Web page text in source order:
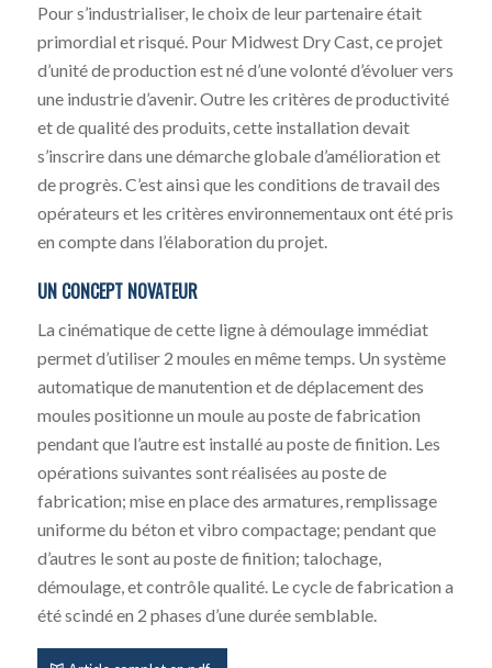
Pour s’industrialiser, le choix de leur partenaire était
primordial et risqué. Pour Midwest Dry Cast, ce projet
d’unité de production est né d’une volonté d’évoluer vers
une industrie d’avenir. Outre les critères de productivité
et de qualité des produits, cette installation devait
s’inscrire dans une démarche globale d’amélioration et
de progrès. C’est ainsi que les conditions de travail des
opérateurs et les critères environnementaux ont été pris
en compte dans l’élaboration du projet.
UN CONCEPT NOVATEUR
La cinématique de cette ligne à démoulage immédiat
permet d’utiliser 2 moules en même temps. Un système
automatique de manutention et de déplacement des
moules positionne un moule au poste de fabrication
pendant que l’autre est installé au poste de finition. Les
opérations suivantes sont réalisées au poste de
fabrication; mise en place des armatures, remplissage
uniforme du béton et vibro compactage; pendant que
d’autres le sont au poste de finition; talochage,
démoulage, et contrôle qualité. Le cycle de fabrication a
été scindé en 2 phases d’une durée semblable.